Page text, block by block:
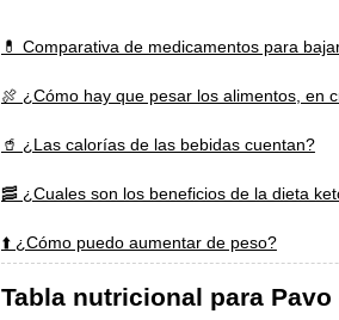
💊 Comparativa de medicamentos para
🍖 ¿Cómo hay que pesar los alimentos, en
🥤 ¿Las calorías de las bebidas cuentan?
🥓 ¿Cuales son los beneficios de la dieta
⬆️ ¿Cómo puedo aumentar de peso?
Tabla nutricional para